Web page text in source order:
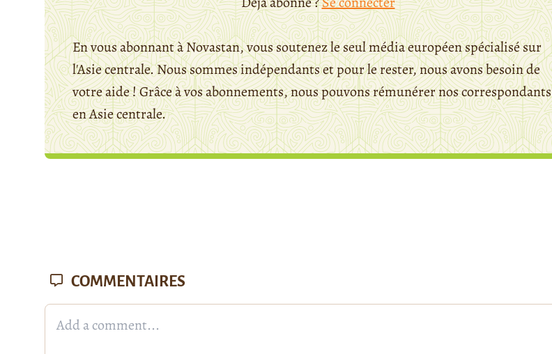
En vous abonnant à Novastan, vous soutenez le seul média européen spécialisé sur
l'Asie centrale. Nous sommes indépendants et pour le rester, nous avons besoin de
votre aide ! Grâce à vos abonnements, nous pouvons rémunérer nos correspondants
en Asie centrale.
COMMENTAIRES